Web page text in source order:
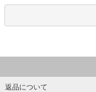
返品について